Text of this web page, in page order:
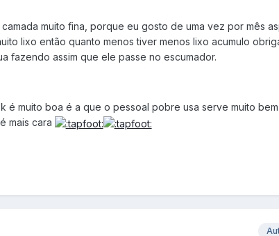
muito fina, porque eu gosto de uma vez por mês
lixo então quanto menos tiver menos lixo acumulo
fazendo assim que ele passe no escumador.
é muito boa é a que o pessoal pobre usa serve muito bem
mais cara